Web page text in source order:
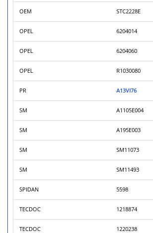
OEM STC2228E
OPEL 6204014
OPEL 6204060
OPEL R1030080
PR A13VI76
SM A1105E004
SM A195E003
SM SM11073
SM SM11493
SPIDAN 5598
TECDOC 1218874
TECDOC 1220238